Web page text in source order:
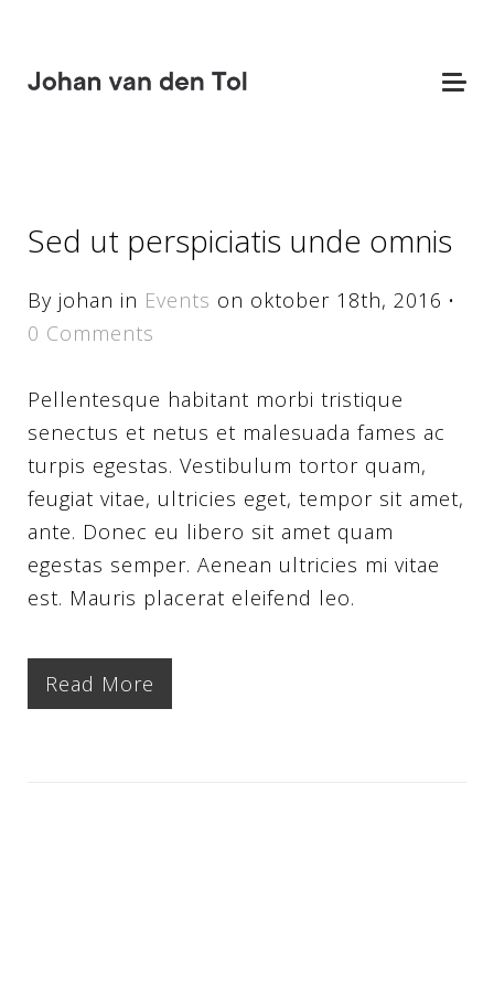
Sed ut perspiciatis unde omnis
By johan in Events on oktober 18th, 2016 ·
0 Comments
Pellentesque habitant morbi tristique
senectus et netus et malesuada fames ac
turpis egestas. Vestibulum tortor quam,
feugiat vitae, ultricies eget, tempor sit amet,
ante. Donec eu libero sit amet quam
egestas semper. Aenean ultricies mi vitae
est. Mauris placerat eleifend leo.
Read More